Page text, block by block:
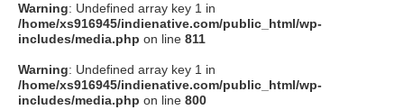
Warning: Undefined array key 1 in
/home/xs916945/indienative.com/public_html/wp-
includes/media.php on line 811
Warning: Undefined array key 1 in
/home/xs916945/indienative.com/public_html/wp-
includes/media.php on line 800